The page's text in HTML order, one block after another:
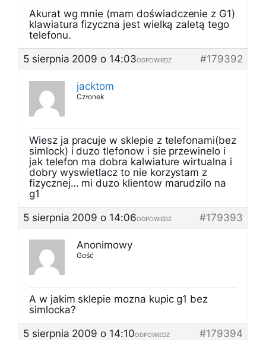
Akurat wg mnie (mam doświadczenie z G1)
klawiatura fizyczna jest wielką zaletą tego
telefonu.
5 sierpnia 2009 o 14:03
#179392
ODPOWIEDZ
jacktom
Członek
Wiesz ja pracuje w sklepie z telefonami(bez
simlock) i duzo tlefonow i sie przewinelo i
jak telefon ma dobra kalwiature wirtualna i
dobry wyswietlacz to nie korzystam z
fizycznej… mi duzo klientow marudzilo na
g1
5 sierpnia 2009 o 14:06
#179393
ODPOWIEDZ
Anonimowy
Gość
A w jakim sklepie mozna kupic g1 bez
simlocka?
5 sierpnia 2009 o 14:10
#179394
ODPOWIEDZ